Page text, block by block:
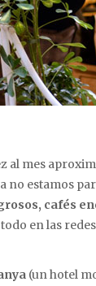
al mes
no estamos
cafés
en las
(un hotel